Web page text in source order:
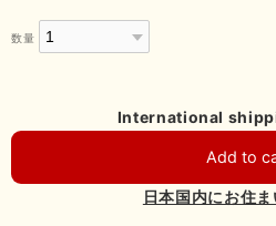
数量
International
Add to
日本国内にお住